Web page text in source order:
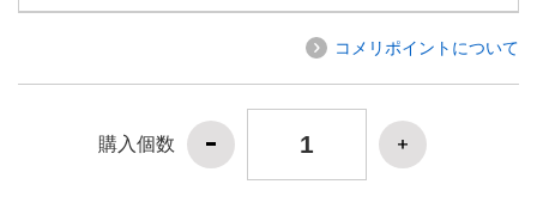
コメリポイントについて
購入個数